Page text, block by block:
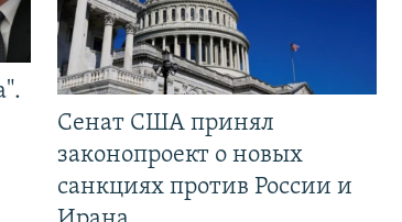
Сенат США принял
законопроект о новых
санкциях против России и